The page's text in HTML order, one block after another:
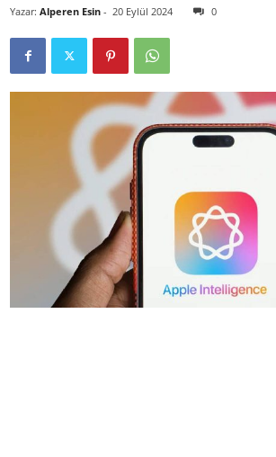
Yazar: Alperen Esin - 20 Eylül 2024 0